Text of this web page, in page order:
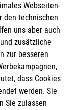
Einzelfall,
aufgrund Ihrer
Webseiten-
den technischen
uns aber auch
zusätzliche
zur besseren
dass Cookies
werden. Sie
Sie zulassen